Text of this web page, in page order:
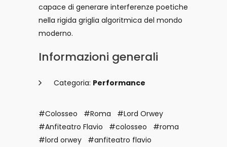
capace di generare interferenze poetiche
nella rigida griglia algoritmica del mondo
moderno.
Informazioni generali
Categoria: Performance
#Colosseo #Roma
#Lord Orwey
#Anfiteatro Flavio
#colosseo
#roma
#lord orwey
#anfiteatro flavio